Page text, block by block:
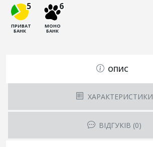
5
ПРИВАТ
БАНК
6
МОНО
БАНК
ОПИС
ХАРАКТЕРИСТИКИ
ВІДГУКІВ (0)